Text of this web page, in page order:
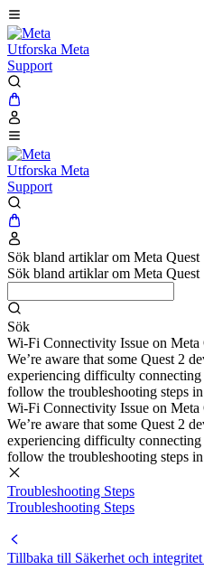
Utforska Meta
Support
Utforska Meta
Support
Sök bland artiklar om Meta Quest
Sök bland artiklar om Meta Quest
Sök
Wi-Fi Connectivity Issue on Meta
We’re aware that some Quest 2
experiencing difficulty
follow the troubleshooting steps
Wi-Fi Connectivity Issue on Meta
We’re aware that some Quest 2
experiencing difficulty
follow the troubleshooting steps
Troubleshooting Steps
Troubleshooting Steps
Tillbaka till Säkerhet och